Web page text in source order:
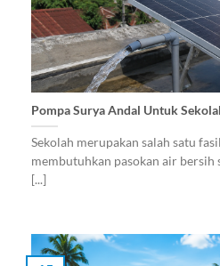
Pompa Surya Andal Untuk
Sekolah merupakan salah satu
membutuhkan pasokan air
[...]